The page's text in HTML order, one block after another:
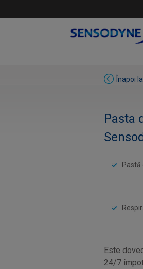
Înapoi
Pasta
Pastă
Este
24/7